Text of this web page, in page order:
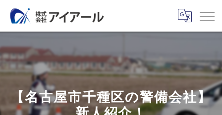
【名古屋市千種区の警備会社】